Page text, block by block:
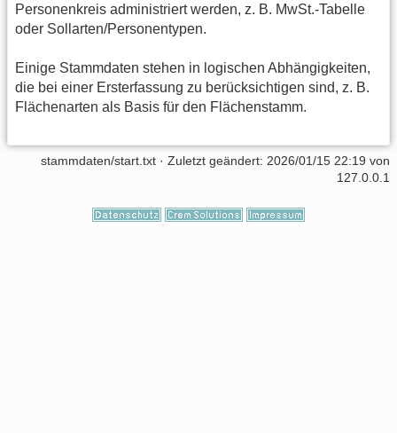
Personenkreis administriert werden, z. B. MwSt.-Tabelle
oder Sollarten/Personentypen.
Einige Stammdaten stehen in logischen Abhängigkeiten,
die bei einer Ersterfassung zu berücksichtigen sind, z. B.
Flächenarten als Basis für den Flächenstamm.
stammdaten/start.txt · Zuletzt geändert: 2026/01/15 22:19 von
127.0.0.1